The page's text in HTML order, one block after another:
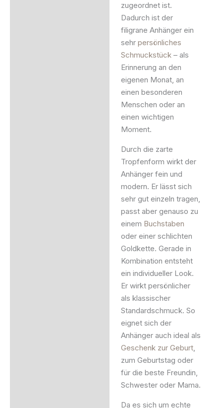
zugeordnet ist.
Dadurch ist der
filigrane Anhänger ein
sehr persönliches
Schmuckstück– als
Erinnerung an den
eigenen Monat, an
einen besonderen
Menschen oder an
einen wichtigen
Moment.
Durch die zarte
Tropfenform wirkt der
Anhänger fein und
modern. Er lässt sich
sehr gut einzeln tragen,
passt aber genauso zu
einem Buchstaben
oder einer schlichten
Goldkette. Gerade in
Kombination entsteht
ein individueller Look.
Er wirkt persönlicher
als klassischer
Standardschmuck. So
eignet sich der
Anhänger auch ideal als
Geschenk zur Geburt,
zum Geburtstag oder
für die beste Freundin,
Schwester oder Mama.
Da es sich um echte